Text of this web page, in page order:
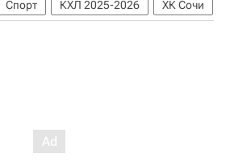
Спорт КХЛ 2025-2026 ХК Сочи